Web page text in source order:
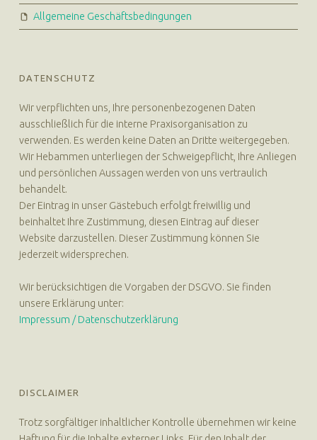
Allgemeine Geschäftsbedingungen
DATENSCHUTZ
Wir verpflichten uns, Ihre personenbezogenen Daten
ausschließlich für die interne Praxisorganisation zu
verwenden. Es werden keine Daten an Dritte weitergegeben.
Wir Hebammen unterliegen der Schweigepflicht, Ihre Anliegen
und persönlichen Aussagen werden von uns vertraulich
behandelt.
Der Eintrag in unser Gästebuch erfolgt freiwillig und
beinhaltet Ihre Zustimmung, diesen Eintrag auf dieser
Website darzustellen. Dieser Zustimmung können Sie
jederzeit widersprechen.
Wir berücksichtigen die Vorgaben der DSGVO. Sie finden
unsere Erklärung unter:
Impressum / Datenschutzerklärung
DISCLAIMER
Trotz sorgfältiger inhaltlicher Kontrolle übernehmen wir keine